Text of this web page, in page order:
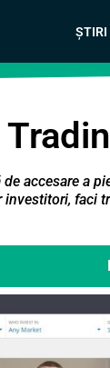
ȘTIRI
accesare a
faci